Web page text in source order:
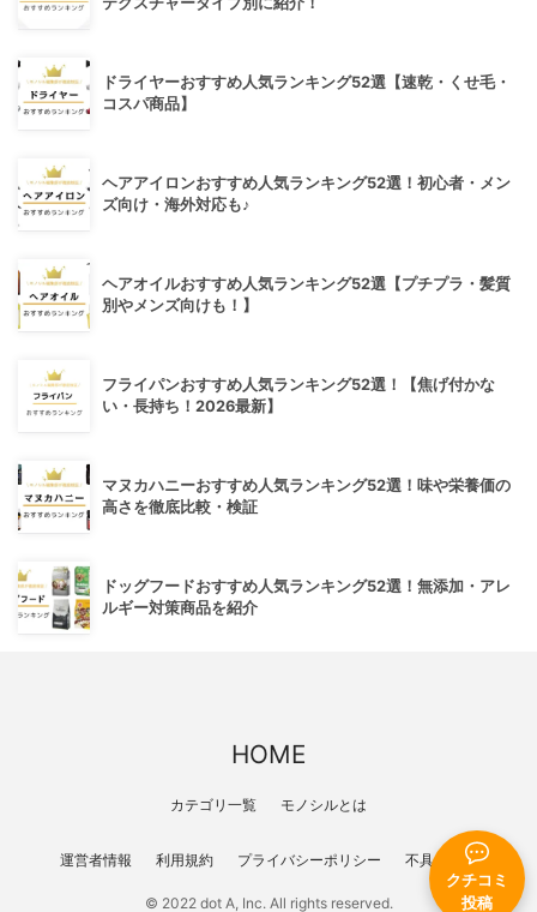
クチコミ
投稿
ドライヤーおすすめ人気ランキング52選【速乾・くせ毛・
コスパ商品】
ヘアアイロンおすすめ人気ランキング52選！初心者・メン
ズ向け・海外対応も♪
ヘアオイルおすすめ人気ランキング52選【プチプラ・髪質
別やメンズ向けも！】
フライパンおすすめ人気ランキング52選！【焦げ付かな
い・長持ち！2026最新】
マヌカハニーおすすめ人気ランキング52選！味や栄養価の
高さを徹底比較・検証
ドッグフードおすすめ人気ランキング52選！無添加・アレ
ルギー対策商品を紹介
HOME
カテゴリ一覧 モノシルとは
運営者情報 利用規約 プライバシーポリシー 不具合報告
© 2022 dot A, Inc. All rights reserved.